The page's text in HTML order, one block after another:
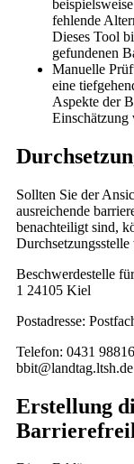
fehlende
Dieses Tool
gefundenen
Manuelle
eine
Aspekte der
Einschätzung
Sollten Sie der
ausreichende
benachteiligt sind,
Beschwerdestelle
1 24105 Kiel
Postadresse:
Telefon: 0431
bbit@landtag.ltsh.de
Erstellung